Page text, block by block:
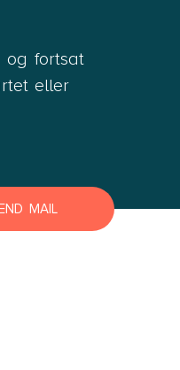
og fortsat
eller
MAIL